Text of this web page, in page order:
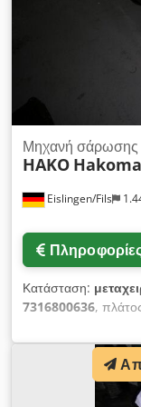
καθαριότητα &
Baumaschinen &
προσφορά &
Κατόπιν ζήτησης,
Eislingen/Fils
Μηχανή σάρωσης
HAKO
Κατάσταση:
7316800636,
ισχύος: 1,15 kW
διαστάσεις του
Dkodpjcxxuysfx Ai